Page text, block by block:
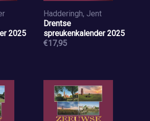
2025
Hadderingh, Jent
Drentse
spreukenkalender 2025
€17,95